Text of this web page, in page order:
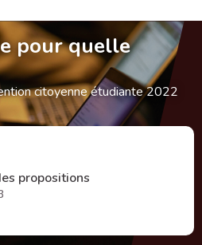
pour quelle
citoyenne étudiante 2022
propositions